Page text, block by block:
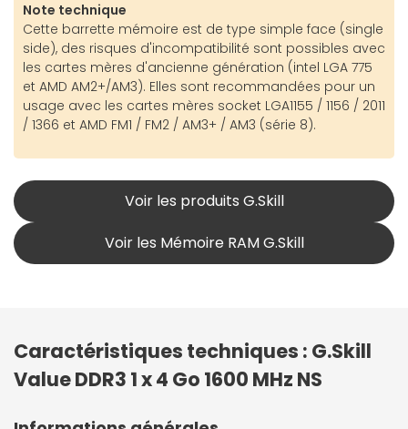
Note technique
Cette barrette mémoire est de type simple face (single
side), des risques d'incompatibilité sont possibles avec
les cartes mères d'ancienne génération (intel LGA 775
et AMD AM2+/AM3). Elles sont recommandées pour un
usage avec les cartes mères socket LGA1155 / 1156 / 2011
/ 1366 et AMD FM1 / FM2 / AM3+ / AM3 (série 8).
Voir les produits G.Skill
Voir les Mémoire RAM G.Skill
Caractéristiques techniques : G.Skill
Value DDR3 1 x 4 Go 1600 MHz NS